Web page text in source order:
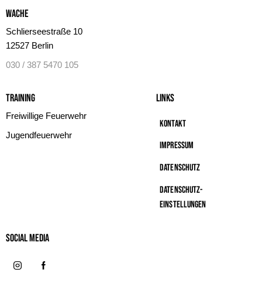
Wache
Schlierseestraße 10
12527 Berlin
030 / 387 5470 105
Training
Freiwillige Feuerwehr
Jugendfeuerwehr
Links
Kontakt
Impressum
Datenschutz
Datenschutz-
Einstellungen
Social MeDIA